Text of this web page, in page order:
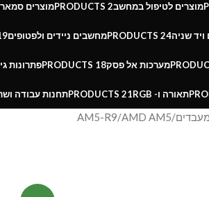
מוצרים לטיפול במחשב2 PRODUCTS מוצרים
שניה24 PRODUCTS מחשבים ניידים ולפטופים
מערכות אל פסק18 PRODUCTS פתרונות
תאורה ו- RGB 21 PRODUCTS תחנות עבודה
מעבדים AMD AM5
AM5-R9